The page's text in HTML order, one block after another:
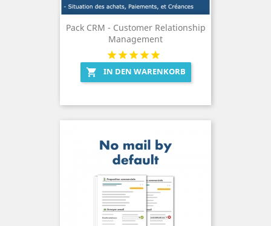
Pack CRM - Customer Relationship
Management
 IN DEN WARENKORB